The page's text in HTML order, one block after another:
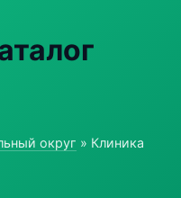
округ » Клиника